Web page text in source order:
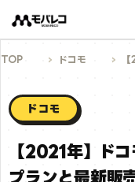
ツ
ス
TOP ドコモ 【
ドコモ
【2021年】ド
プランと最新販